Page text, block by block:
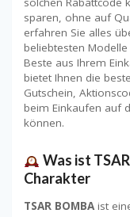
sparen, ohne auf
erfahren Sie alles
beliebtesten
Beste aus Ihrem
bietet Ihnen die
Gutschein,
beim Einkaufen auf
können.
Was ist
Charakter
TSAR BOMBA ist